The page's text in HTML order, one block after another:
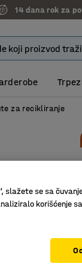
14 dana rok za
za recikliranje
slažete se sa
korišćenje